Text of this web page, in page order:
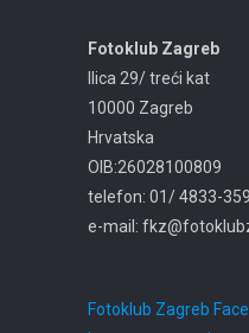
Fotoklub Zagreb
Ilica 29/ treći kat
10000 Zagreb
Hrvatska
OIB:26028100809
telefon: 01/ 4833-359
e-mail:
Fotoklub Zagreb